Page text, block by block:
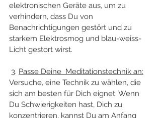
elektronischen Geräte aus, um zu
verhindern, dass Du von
Benachrichtigungen gestört und zu
starkem Elektrosmog und blau-weiss-
Licht gestört wirst.
3. Passe Deine  Meditationstechnik an:
Versuche, eine Technik zu wählen, die
sich am besten für Dich eignet. Wenn
Du Schwierigkeiten hast, Dich zu
konzentrieren, kannst Du am Anfang